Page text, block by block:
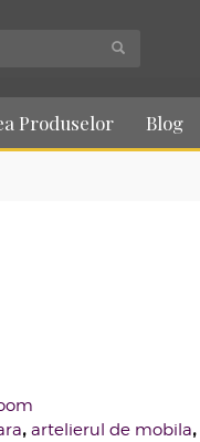
Produselor Blog
,artelierul de mobila,